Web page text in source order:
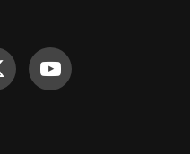
on Facebook
on
It TOGETHER on
Face ItFace It